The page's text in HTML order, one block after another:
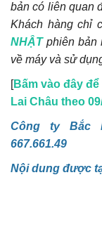
bản có liên quan
Khách hàng chỉ
NHẬTphiên bản
về máy và sử
[Bấm vào đây
Lai Châu theo
Công ty Bắc
667.661.49
Nội dung được